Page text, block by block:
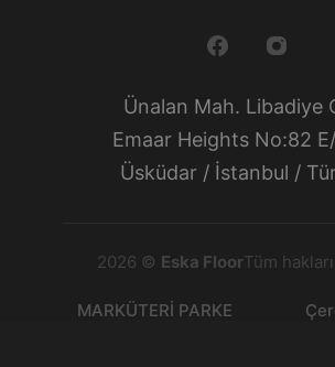
Ünalan Mah. Libadiye
Emaar Heights No:82
Üsküdar / İstanbul /
2026 © Eska FloorTüm hakları
MARKÜTERİ PARKE